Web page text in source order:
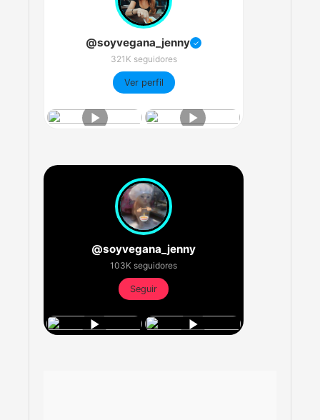
@soyvegana_jenny ✓
321K seguidores
Ver perfil
@soyvegana_jenny
103K seguidores
Seguir